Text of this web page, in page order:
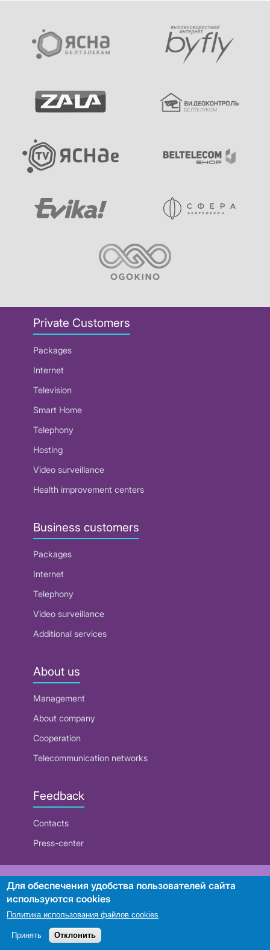
Private Customers
Packages
Internet
Television
Smart Home
Telephony
Hosting
Video surveillance
Health improvement centers
Business customers
Packages
Internet
Telephony
Video surveillance
Additional services
About us
Management
About company
Cooperation
Telecommunication networks
Feedback
Contacts
Press-center
RUE "Beltelecom"
Search
Для обеспечения удобства пользователей сайта
используются cookies
Политика использования файлов cookies
Принять Отклонить